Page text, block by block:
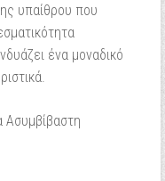
υπαίθρου που
ένα μοναδικό
Ασυμβίβαστη